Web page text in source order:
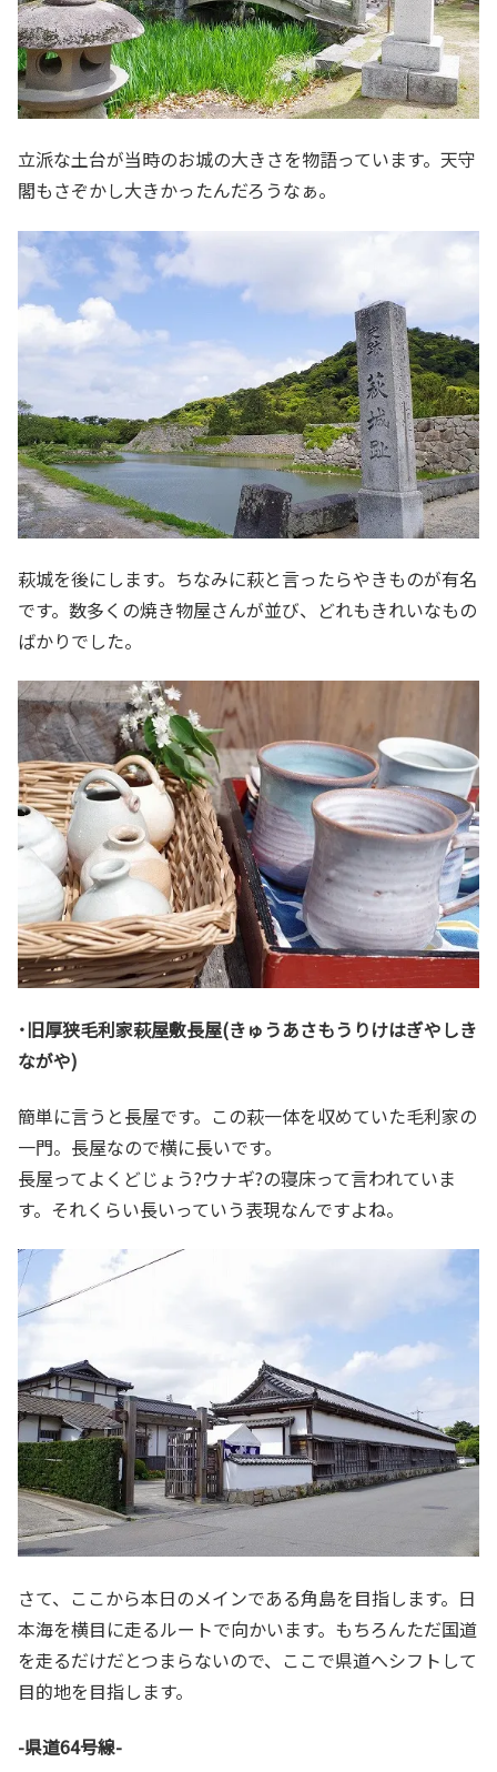
立派な土台が当時のお城の大きさを物語っています。天守
閣もさぞかし大きかったんだろうなぁ。
萩城を後にします。ちなみに萩と言ったらやきものが有名
です。数多くの焼き物屋さんが並び、どれもきれいなもの
ばかりでした。
･旧厚狭毛利家萩屋敷長屋(きゅうあさもうりけはぎやしき
ながや)
簡単に言うと長屋です。この萩一体を収めていた毛利家の
一門。長屋なので横に長いです。
長屋ってよくどじょう?ウナギ?の寝床って言われていま
す。それくらい長いっていう表現なんですよね。
さて、ここから本日のメインである角島を目指します。日
本海を横目に走るルートで向かいます。もちろんただ国道
を走るだけだとつまらないので、ここで県道へシフトして
目的地を目指します。
-県道64号線-